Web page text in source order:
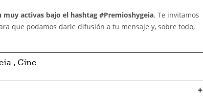
muy activas bajo el hashtag #Premioshygeia. Te invitamos
que podamos darle difusión a tu mensaje y, sobre todo,
, Cine
+